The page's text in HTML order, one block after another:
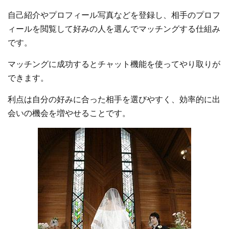
自己紹介やプロフィール写真などを登録し、相手のプロフ
ィールを閲覧して好みの人を選んでマッチングする仕組み
です。
マッチングに成功するとチャット機能を使ってやり取りが
できます。
利点は自分の好みに合った相手を選びやすく、効率的に出
会いの機会を増やせることです。